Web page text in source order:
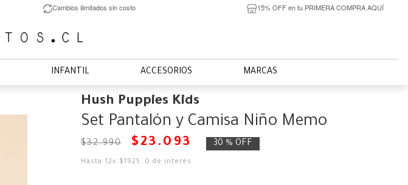
Cambios ilimitados sin costo 15% OFF en tu PRIMERA COMPRA AQUÍ
INFANTIL ACCESORIOS MARCAS
Hush Puppies Kids
Set Pantalón y Camisa Niño Memo
$32.990 $ 23 . 093 30 % OFF
Hasta 12x $1925 ,0 de interés